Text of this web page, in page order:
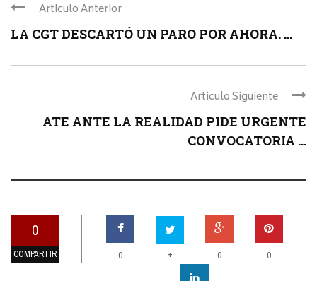
Articulo Anterior
LA CGT DESCARTÓ UN PARO POR AHORA. ...
Articulo Siguiente
ATE ANTE LA REALIDAD PIDE URGENTE
CONVOCATORIA ...
0
COMPARTIR 0 + 0 0